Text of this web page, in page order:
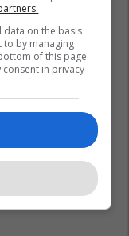
data on the basis
to by managing
of this page
in privacy